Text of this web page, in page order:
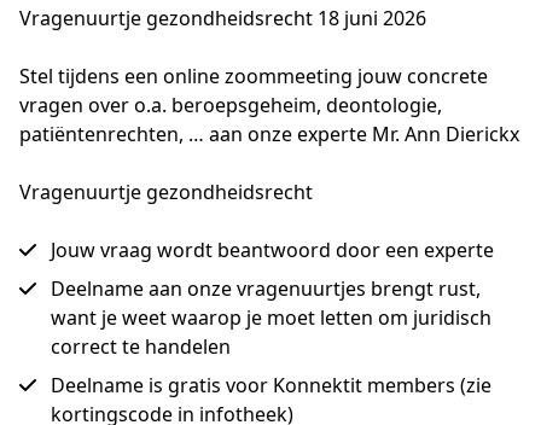
Vragenuurtje gezondheidsrecht 18 juni 2026
Stel tijdens een online zoommeeting jouw concrete
vragen over o.a. beroepsgeheim, deontologie,
patiëntenrechten, … aan onze experte Mr. Ann Dierickx
Vragenuurtje gezondheidsrecht
Jouw vraag wordt beantwoord door een experte
Deelname aan onze vragenuurtjes brengt rust,
want je weet waarop je moet letten om juridisch
correct te handelen
Deelname is gratis voor Konnektit members (zie
kortingscode in infotheek)